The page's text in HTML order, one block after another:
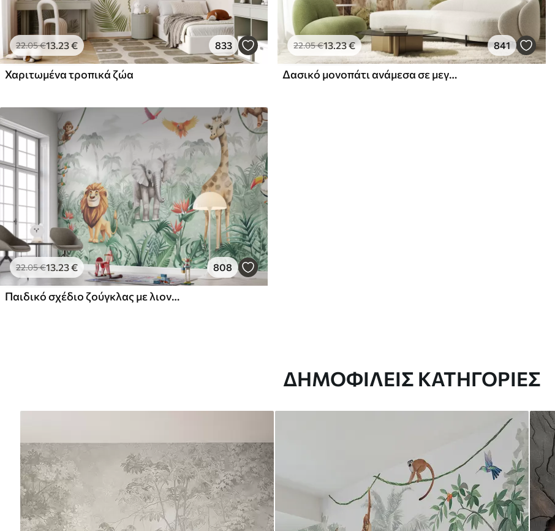
22.05€13.23€ 833
Χαριτωμένα τροπικά ζώα
22.05€13.23€ 841
Δασικό μονοπάτι ανάμεσα σε μεγαλοπρεπή δέντρα σε στυλ ακουαρέλας
22.05€13.23€ 808
Παιδικό σχέδιο ζούγκλας με λιοντάρι, καμηλοπάρδαλη, ελέφαντα και παπαγάλους
ΔΗΜΟΦΙΛΕΊΣ ΚΑΤΗΓΟΡΊΕΣ